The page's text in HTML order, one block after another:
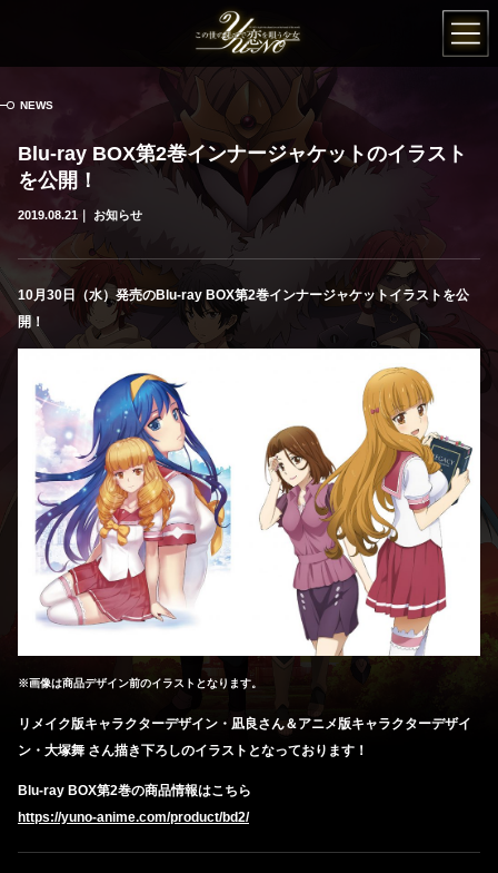
この世の果てで
NEWS
Blu-ray BOX第2巻インナージャケットのイラスト
を公開！
2019.08.21 お知らせ
10月30日（水）発売のBlu-ray BOX第2巻インナージャケットイラストを公
開！
※画像は商品デザイン前のイラストとなります。
リメイク版キャラクターデザイン・凪良さん＆アニメ版キャラクターデザイ
ン・大塚舞 さん描き下ろしのイラストとなっております！
Blu-ray BOX第2巻の商品情報はこちら
https://yuno-anime.com/product/bd2/